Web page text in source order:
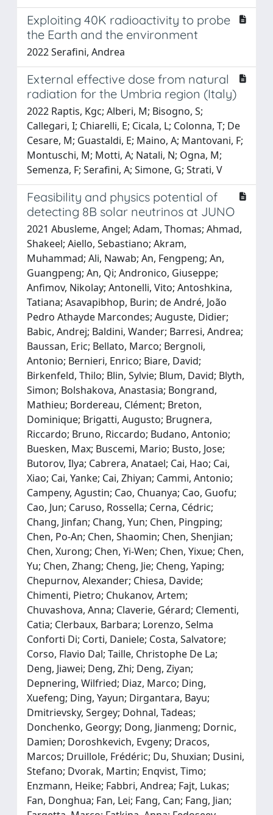
Exploiting 40K radioactivity to probe
the Earth and the environment
2022 Serafini, Andrea
External effective dose from natural
radiation for the Umbria region (Italy)
2022 Raptis, Kgc; Alberi, M; Bisogno, S;
Callegari, I; Chiarelli, E; Cicala, L; Colonna, T; De
Cesare, M; Guastaldi, E; Maino, A; Mantovani, F;
Montuschi, M; Motti, A; Natali, N; Ogna, M;
Semenza, F; Serafini, A; Simone, G; Strati, V
Feasibility and physics potential of
detecting 8B solar neutrinos at JUNO
2021 Abusleme, Angel; Adam, Thomas; Ahmad,
Shakeel; Aiello, Sebastiano; Akram,
Muhammad; Ali, Nawab; An, Fengpeng; An,
Guangpeng; An, Qi; Andronico, Giuseppe;
Anfimov, Nikolay; Antonelli, Vito; Antoshkina,
Tatiana; Asavapibhop, Burin; de André, João
Pedro Athayde Marcondes; Auguste, Didier;
Babic, Andrej; Baldini, Wander; Barresi, Andrea;
Baussan, Eric; Bellato, Marco; Bergnoli,
Antonio; Bernieri, Enrico; Biare, David;
Birkenfeld, Thilo; Blin, Sylvie; Blum, David; Blyth,
Simon; Bolshakova, Anastasia; Bongrand,
Mathieu; Bordereau, Clément; Breton,
Dominique; Brigatti, Augusto; Brugnera,
Riccardo; Bruno, Riccardo; Budano, Antonio;
Buesken, Max; Buscemi, Mario; Busto, Jose;
Butorov, Ilya; Cabrera, Anatael; Cai, Hao; Cai,
Xiao; Cai, Yanke; Cai, Zhiyan; Cammi, Antonio;
Campeny, Agustin; Cao, Chuanya; Cao, Guofu;
Cao, Jun; Caruso, Rossella; Cerna, Cédric;
Chang, Jinfan; Chang, Yun; Chen, Pingping;
Chen, Po-An; Chen, Shaomin; Chen, Shenjian;
Chen, Xurong; Chen, Yi-Wen; Chen, Yixue; Chen,
Yu; Chen, Zhang; Cheng, Jie; Cheng, Yaping;
Chepurnov, Alexander; Chiesa, Davide;
Chimenti, Pietro; Chukanov, Artem;
Chuvashova, Anna; Claverie, Gérard; Clementi,
Catia; Clerbaux, Barbara; Lorenzo, Selma
Conforti Di; Corti, Daniele; Costa, Salvatore;
Corso, Flavio Dal; Taille, Christophe De La;
Deng, Jiawei; Deng, Zhi; Deng, Ziyan;
Depnering, Wilfried; Diaz, Marco; Ding,
Xuefeng; Ding, Yayun; Dirgantara, Bayu;
Dmitrievsky, Sergey; Dohnal, Tadeas;
Donchenko, Georgy; Dong, Jianmeng; Dornic,
Damien; Doroshkevich, Evgeny; Dracos,
Marcos; Druillole, Frédéric; Du, Shuxian; Dusini,
Stefano; Dvorak, Martin; Enqvist, Timo;
Enzmann, Heike; Fabbri, Andrea; Fajt, Lukas;
Fan, Donghua; Fan, Lei; Fang, Can; Fang, Jian;